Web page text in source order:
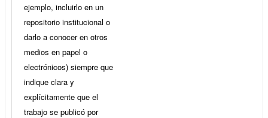
ejemplo, incluirlo en un
repositorio institucional o
darlo a conocer en otros
medios en papel o
electrónicos) siempre que
indique clara y
explícitamente que el
trabajo se publicó por